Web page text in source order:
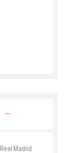
Real Madrid